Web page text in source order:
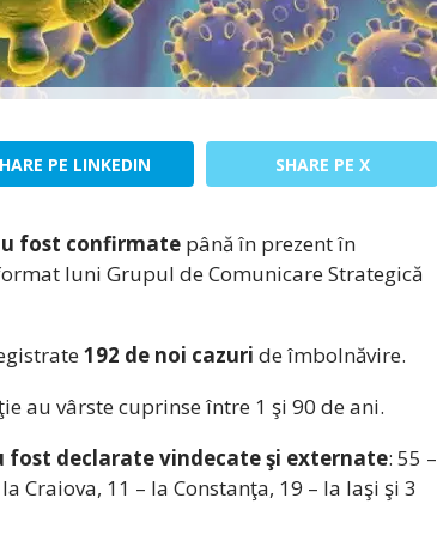
PE LINKEDIN SHARE PE X
fost confirmate până în prezent în
luni Grupul de Comunicare Strategică
192 de noi cazuri de îmbolnăvire.
au vârste cuprinse între 1 şi 90 de ani.
fost declarate vindecate şi externate: 55 –
Craiova, 11 – la Constanţa, 19 – la Iaşi şi 3